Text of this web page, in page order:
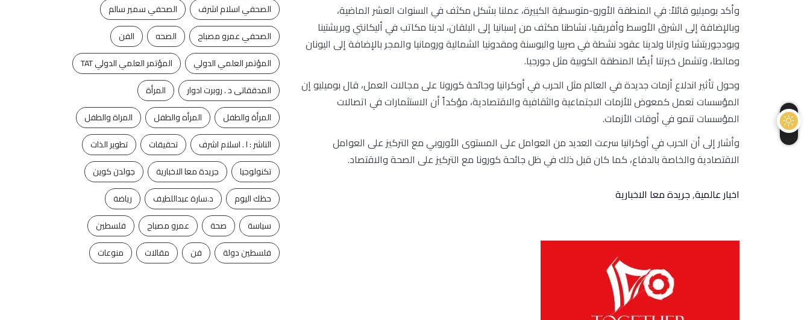
وأكد بوميليو قائلاً: في المنطقة الأورو-متوسطية الكبيرة، عملنا بشكل مكثف في السنوات العشر الماضية،
وبالإضافة إلى الشرق الأوسط وأفريقيا، نشاطنا مكثف من إسبانيا إلى البلقان، لدينا مكاتب في أليكانتي وبريشتينا
وبودجوريتشا وتيرانا ولدينا عقود نشطة في صربيا والبوسنة ومقدونيا الشمالية ورومانيا والمجر بالإضافة إلى اليونان
ومالطا، وتشمل خبرتنا أيضًا المنطقة الكوبية مثل جورجيا.
وحول تأثير اندلاع أزمات جديدة في العالم مثل الحرب في أوكرانيا وجائحة كورونا على مجالات العمل، قال بوميليو إن
المؤسسات تعمل كمعوض للأزمات الاجتماعية والثقافية والاقتصادية، مؤكداً أن الاستثمارات في اتصالات
المؤسسات تنمو في أوقات الأزمات.
وأشار إلى أن الحرب في أوكرانيا سرعت العديد من العوامل على المستوى الأوروبي مع التركيز على العوامل
الاقتصادية والخاصة بالدفاع، كما كان قبل ذلك في ظل جائحة كورونا مع التركيز على الصحة والاقتصاد.
اخبار عالمية,جريدة معا الاخبارية
الصحفي اسلام اشرف
الصحفي سمير سالم
الصحفي عمرو مصباح
الصحه
الفن
المؤتمر العلمي الدولي
المؤتمر العلمي الدولي TAT
المدققاتى د . روبرت ادوار
المرأة
المرأة والطفل
المرأه والطفل
المراة والطفل
الناشر : ا . اسلام اشرف
تحقيقات
تطوير الذات
تكنولوجيا
جريدة معا الاخبارية
جولدن كوين
حظك اليوم
د.سارة عبداللطيف
رياضة
سياسة
صحة عمرو مصباح
فلسطين
فلسطين دولة
فن مقالات منوعات